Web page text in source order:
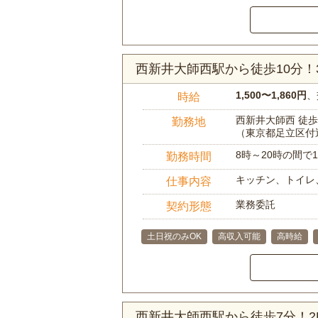
西新井大師西駅から徒歩10分
時給 1,500〜1,860円
勤務地
西新井大師西 徒
（東京都足立区
勤務時間 8時～20時の間で
仕事内容 キッチン、トイ
契約形態 業務委託
土日祝のみOK 高収入可能 高時給